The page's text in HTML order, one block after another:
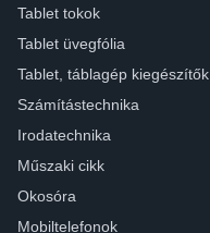
Tablet tokok
Tablet üvegfólia
Tablet, táblagép kiegészítők
Számítástechnika
Irodatechnika
Műszaki cikk
Okosóra
Mobiltelefonok